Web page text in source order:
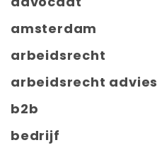
amsterdam
arbeidsrecht
arbeidsrecht advies
b2b
bedrijf